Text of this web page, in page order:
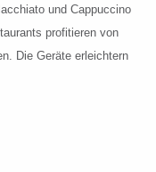
und Cappuccino
profitieren von
Die Geräte erleichtern